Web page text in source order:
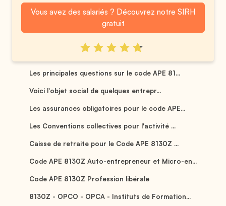
Vous avez des salariés ? Découvrez notre SIRH
gratuit
Les principales questions sur le code APE 81...
Voici l'objet social de quelques entrepr...
Les assurances obligatoires pour le code APE...
Les Conventions collectives pour l'activité ...
Caisse de retraite pour le Code APE 8130Z ...
Code APE 8130Z Auto-entrepreneur et Micro-en...
Code APE 8130Z Profession libérale
8130Z - OPCO - OPCA - Instituts de Formation...